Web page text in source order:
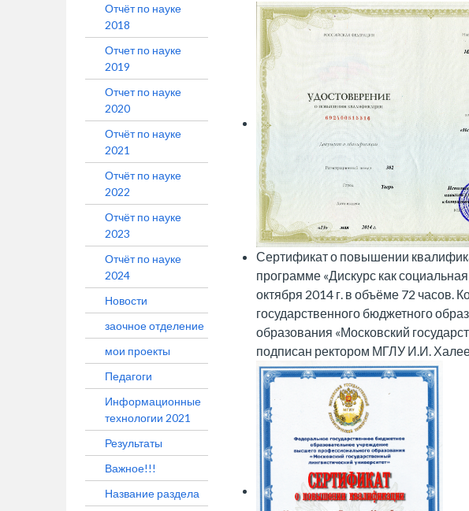
Отчёт по науке
2018
Отчет по науке
2019
Отчет по науке
2020
Отчёт по науке
2021
Отчёт по науке
2022
Отчёт по науке
2023
Отчёт по науке
2024
Новости
заочное отделение
мои проекты
Педагоги
Информационные
технологии 2021
Результаты
Важное!!!
Название раздела
Сертификат о повышении
программе «Дискурс как
октября 2014 г. в объёме 72 часов.
государственного бюджетного
образования «Московский
подписан ректором МГЛУ И.И.